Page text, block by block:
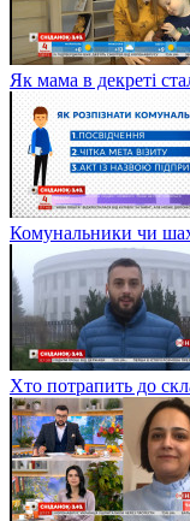
Як мама в декреті
Комунальники чи
Хто потрапить до